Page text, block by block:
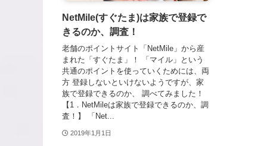
NetMile(すぐたま)は家族で登録で
きるのか、調査！
老舗のポイントサイト「NetMile」から産
まれた「すぐたま」！ 「マイル」という
共通のポイントを使っていくためには、両
方 登録しないといけないようですが、家
族で登録できるのか、 調べてみました！
【1．NetMileは家族で登録できるのか、調
査！】 「Net...
2019年1月1日